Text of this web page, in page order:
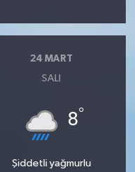
24 MART
SALI
8°
Şiddetli yağmurlu